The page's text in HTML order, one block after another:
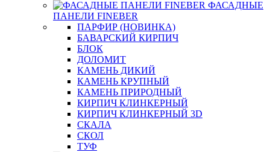
ФАСАДНЫЕ
ПАНЕЛИ FINEBER
ПАРФИР (НОВИНКА)
БАВАРСКИЙ КИРПИЧ
БЛОК
ДОЛОМИТ
КАМЕНЬ ДИКИЙ
КАМЕНЬ КРУПНЫЙ
КАМЕНЬ ПРИРОДНЫЙ
КИРПИЧ КЛИНКЕРНЫЙ
КИРПИЧ КЛИНКЕРНЫЙ 3D
СКАЛА
СКОЛ
ТУФ